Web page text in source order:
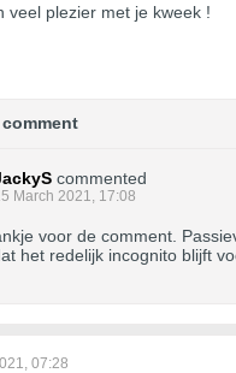
veel plezier met je kweek !
comment
commented
March 2021, 17:08
voor de comment.
het redelijk incognito blijft
07:28